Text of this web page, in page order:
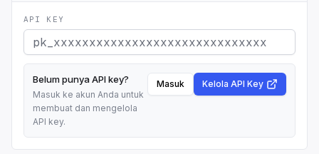
API KEY
Belum punya API key?
Masuk ke akun Anda untuk
membuat dan mengelola
API key.
Masuk Kelola API Key